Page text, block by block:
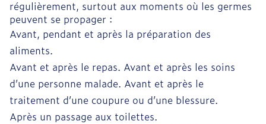
régulièrement, surtout aux moments où les germes
peuvent se propager :
Avant, pendant et après la préparation des
aliments.
Avant et après le repas. Avant et après les soins
d’une personne malade. Avant et après le
traitement d’une coupure ou d’une blessure.
Après un passage aux toilettes.